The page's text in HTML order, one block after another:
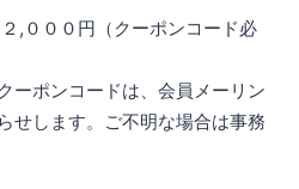
,０００円（クーポンコード必
ーポンコードは、会員メーリン
せします。ご不明な場合は事務